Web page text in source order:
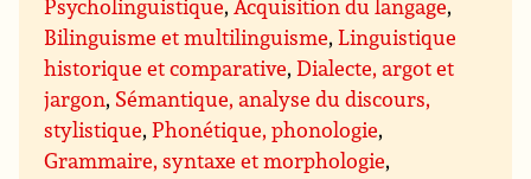
Psycholinguistique,Acquisition du langage,
Bilinguisme et multilinguisme,Linguistique
historique et comparative,Dialecte, argot et
jargon, Sémantique, analyse du discours,
stylistique,Phonétique, phonologie,
Grammaire, syntaxe et morphologie,